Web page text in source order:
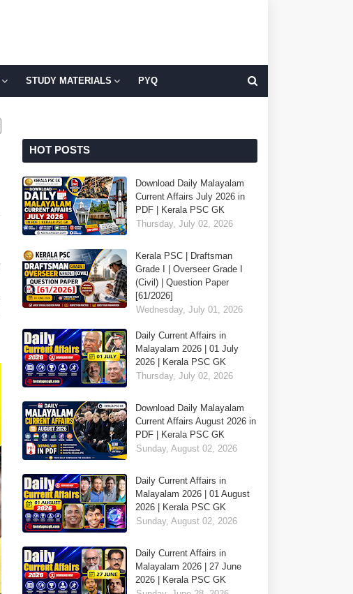
STUDY MATERIALS PYQ
HOT POSTS
Download Daily Malayalam
Current Affairs July 2026 in
PDF | Kerala PSC GK
Thursday, July 02, 2026
Kerala PSC | Draftsman
Grade I | Overseer Grade I
(Civil) | Question Paper
[61/2026]
Wednesday, July 01, 2026
Daily Current Affairs in
Malayalam 2026 | 01 July
2026 | Kerala PSC GK
Thursday, July 02, 2026
Download Daily Malayalam
Current Affairs August 2026 in
PDF | Kerala PSC GK
Sunday, August 02, 2026
Daily Current Affairs in
Malayalam 2026 | 01 August
2026 | Kerala PSC GK
Sunday, August 02, 2026
Daily Current Affairs in
Malayalam 2026 | 27 June
2026 | Kerala PSC GK